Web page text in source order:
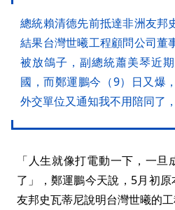
總統賴清德先前抵達非洲友邦
結果台灣世曦工程顧問公司董
被放鴿子，副總統蕭美琴近
國，而鄭運鵬今（9）日又爆
外交單位又通知我不用陪同了
「人生就像打電動一下，一
了」，鄭運鵬今天說，5月初
友邦史瓦蒂尼說明台灣世曦的